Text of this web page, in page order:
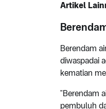
Artikel
Berendam
diwaspadai
kematian
"Berendam
pembuluh